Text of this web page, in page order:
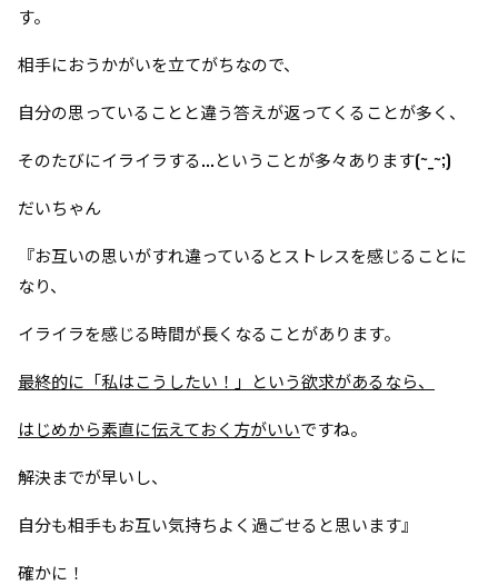
す。
相手におうかがいを立てがちなので、
自分の思っていることと違う答えが返ってくることが多く、
そのたびにイライラする...ということが多々あります(~_~;)
だいちゃん
『お互いの思いがすれ違っているとストレスを感じることに
なり、
イライラを感じる時間が長くなることがあります。
最終的に「私はこうしたい！」という欲求があるなら、
はじめから素直に伝えておく方がいいですね。
解決までが早いし、
自分も相手もお互い気持ちよく過ごせると思います』
確かに！